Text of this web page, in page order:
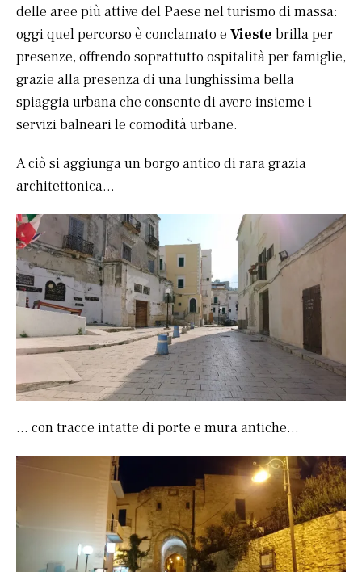
delle aree più attive del Paese nel turismo di massa:
oggi quel percorso è conclamato e Vieste brilla per
presenze, offrendo soprattutto ospitalità per famiglie,
grazie alla presenza di una lunghissima bella
spiaggia urbana che consente di avere insieme i
servizi balneari le comodità urbane.
A ciò si aggiunga un borgo antico di rara grazia
architettonica…
… con tracce intatte di porte e mura antiche…